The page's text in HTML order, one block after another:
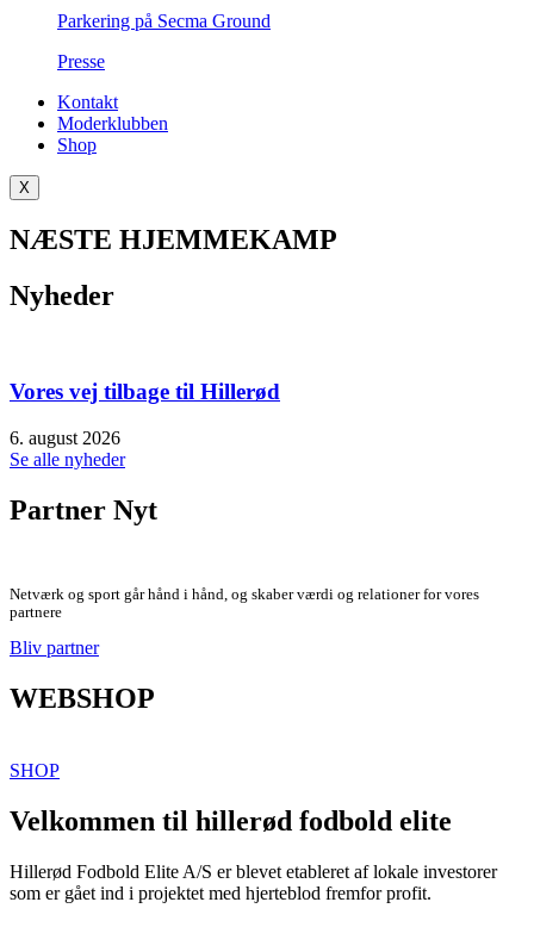
Parkering på Secma Ground
Presse
Kontakt
Moderklubben
Shop
X
NÆSTE HJEMMEKAMP
Nyheder
Vores vej tilbage til Hillerød
6. august 2026
Se alle nyheder
Partner Nyt
Netværk og sport går hånd i hånd, og skaber værdi og relationer for vores
partnere
Bliv partner
WEBSHOP
SHOP
Velkommen til hillerød fodbold elite
Hillerød Fodbold Elite A/S er blevet etableret af lokale investorer
som er gået ind i projektet med hjerteblod fremfor profit.